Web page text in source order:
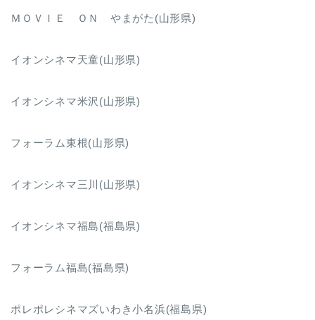
ＭＯＶＩＥ ＯＮ やまがた(山形県)
イオンシネマ天童(山形県)
イオンシネマ米沢(山形県)
フォーラム東根(山形県)
イオンシネマ三川(山形県)
イオンシネマ福島(福島県)
フォーラム福島(福島県)
ポレポレシネマズいわき小名浜(福島県)